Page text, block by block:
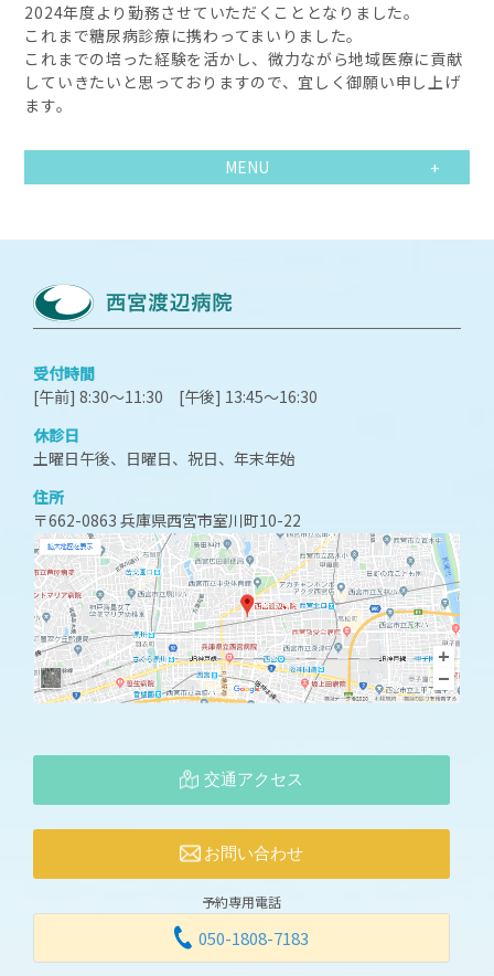
2024年度より勤務させていただくこととなりました。
これまで糖尿病診療に携わってまいりました。
これまでの培った経験を活かし、微力ながら地域医療に貢献
していきたいと思っておりますので、宜しく御願い申し上げ
ます。
MENU
受付時間
[午前] 8:30～11:30 [午後] 13:45～16:30
休診日
土曜日午後、日曜日、祝日、年末年始
住所
〒662-0863 兵庫県西宮市室川町10-22
交通アクセス
お問い合わせ
予約専用電話
050-1808-7183